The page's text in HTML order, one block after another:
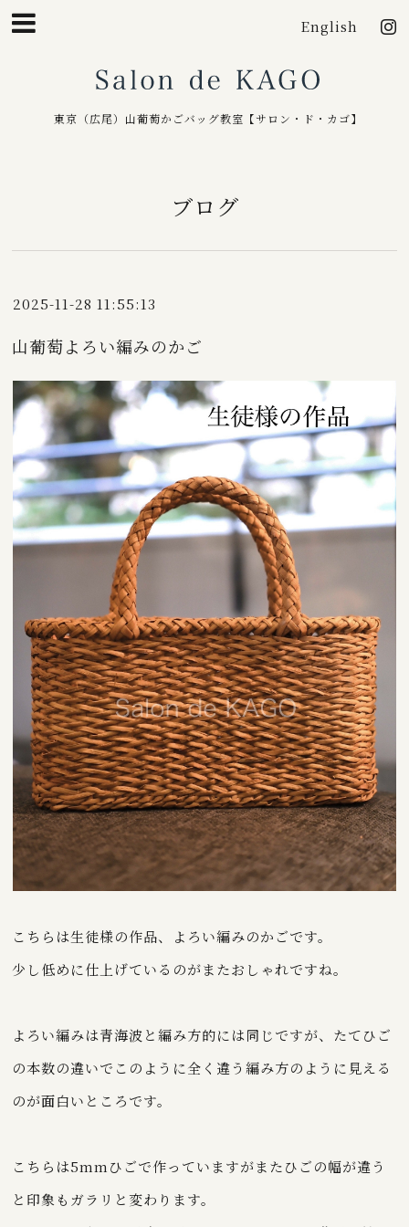
English
東京（広尾）山葡萄かごバッグ教室【サロン・ド・カゴ】
ブログ
2025-11-28 11:55:13
山葡萄よろい編みのかご
こちらは生徒様の作品、よろい編みのかごです。
少し低めに仕上げているのがまたおしゃれですね。
よろい編みは青海波と編み方的には同じですが、たてひご
の本数の違いでこのように全く違う編み方のように見える
のが面白いところです。
こちらは5mmひごで作っていますがまたひごの幅が違う
と印象もガラリと変わります。